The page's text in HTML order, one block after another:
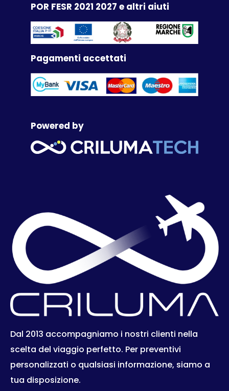
POR FESR 2021 2027 e altri aiuti
Pagamenti accettati
Powered by
Dal 2013 accompagniamo i nostri clienti nella
scelta del viaggio perfetto. Per preventivi
personalizzati o qualsiasi informazione, siamo a
tua disposizione.